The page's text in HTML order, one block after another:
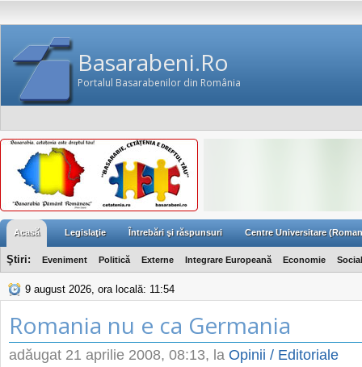
Basarabeni.Ro
Portalul Basarabenilor din România
Acasă Legislaţie Întrebări şi răspunsuri Centre Universitare
Ştiri: Eveniment Politică Externe Integrare Europeană Economie Social
9 august 2026, ora locală: 11:54
Romania nu e ca Germania
adăugat 21 aprilie 2008, 08:13, la Opinii / Editoriale